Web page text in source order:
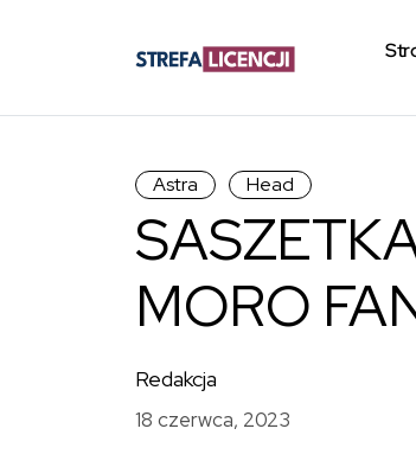
Astra Head
MORO
Redakcja
18 czerwca, 2023